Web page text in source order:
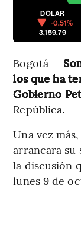
DÓLAR
-0.51%
3,159.79
Bogotá —
los que ha
Gobierno
República.
Una vez
arrancara su
la discusión
lunes 9 de